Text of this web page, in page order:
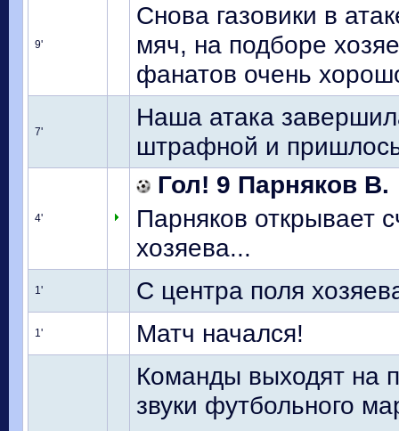
9'
Снова газовики в
мяч, на подборе
фанатов очень
7'
Наша атака
штрафной и
4'
Гол! 9 Парняков В.
Парняков открывает
хозяева...
1' С центра поля
1'
Матч начался!
Команды выходят на
звуки футбольного